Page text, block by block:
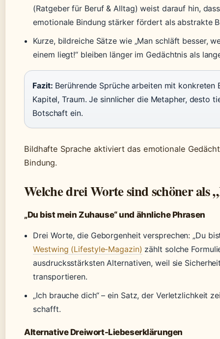
(Ratgeber für Beruf & Alltag) weist darauf hin,
emotionale Bindung stärker fördert als abstrakte
Kurze, bildreiche Sätze wie „Man schläft besser,
einem liegt!“ bleiben länger im Gedächtnis als
Fazit: Berührende Sprüche arbeiten mit konkreten
Kapitel, Traum. Je sinnlicher die Metapher, desto
Botschaft ein.
Bildhafte Sprache aktiviert das emotionale
Bindung.
Welche drei Worte sind schöner als
„Du bist mein Zuhause“ und ähnliche Phrasen
Drei Worte, die Geborgenheit versprechen: „Du
Westwing (Lifestyle-Magazin) zählt solche
ausdrucksstärksten Alternativen, weil sie
transportieren.
„Ich brauche dich“ – ein Satz, der Verletzlichkeit
schafft.
Alternative Dreiwort-Liebeserklärungen